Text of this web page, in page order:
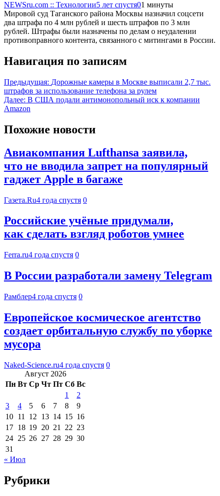
NEWSru.com :: Технологии5 лет спустя01 минуты
Мировой суд Таганского района Москвы назначил соцсети
два штрафа по 4 млн рублей и шесть штрафов по 3 млн
рублей. Штрафы были назначены по делам о неудалении
противоправного контента, связанного с митингами в России.
Навигация по записям
Предыдущая: Дорожные камеры в Москве выписали 2,7 тыс.
штрафов за использование телефона за рулем
Далее: В США подали антимонопольный иск к компании
Amazon
Похожие новости
Авиакомпания Lufthansa заявила,
что не вводила запрет на популярный
гаджет Apple в багаже
Газета.Ru4 года спустя 0
Российские учёные придумали,
как сделать взгляд роботов умнее
Ferra.ru4 года спустя 0
В России разработали замену Telegram
Рамблер4 года спустя 0
Европейское космическое агентство
создает орбитальную службу по уборке
мусора
Naked-Science.ru4 года спустя 0
Август 2026
Пн Вт Ср Чт Пт Сб Вс
1
2
3
4 5 6 7 8
9
10 11 12 13 14 15 16
17 18 19 20 21 22 23
24 25 26 27 28 29 30
31
« Июл
Рубрики